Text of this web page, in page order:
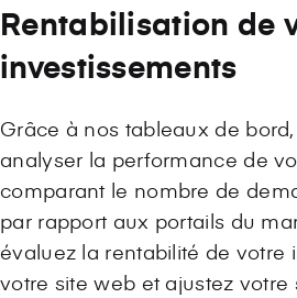
Rentabilisation de
investissements
Grâce à nos tableaux de
analyser la performance de
comparant le nombre de
par rapport aux portails du
évaluez la rentabilité de votre
votre site web et ajustez votre